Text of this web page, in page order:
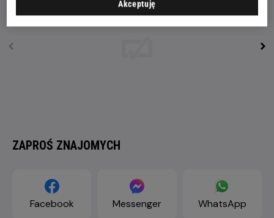
ZAPROŚ ZNAJOMYCH
Facebook Messenger WhatsApp
Akceptuję